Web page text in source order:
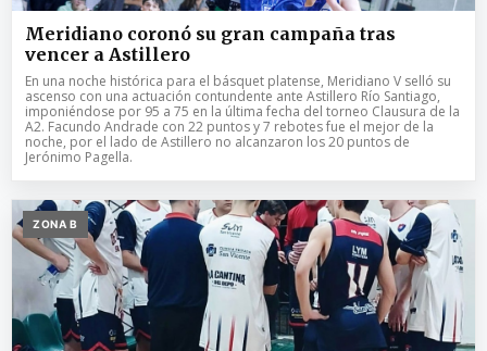
Meridiano coronó su gran campaña tras
vencer a Astillero
En una noche histórica para el básquet platense, Meridiano V selló su
ascenso con una actuación contundente ante Astillero Río Santiago,
imponiéndose por 95 a 75 en la última fecha del torneo Clausura de la
A2. Facundo Andrade con 22 puntos y 7 rebotes fue el mejor de la
noche, por el lado de Astillero no alcanzaron los 20 puntos de
Jerónimo Pagella.
ZONA B